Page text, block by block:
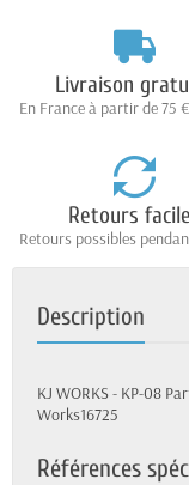
Livraison
En France à partir de 75
Retours
Retours possibles
Description
KJ WORKS - KP-08
Works16725
Références